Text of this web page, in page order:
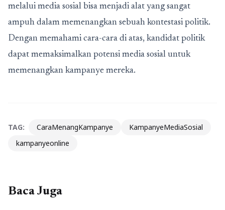
melalui media sosial bisa menjadi alat yang sangat
ampuh dalam memenangkan sebuah kontestasi politik.
Dengan memahami cara-cara di atas, kandidat politik
dapat memaksimalkan potensi media sosial untuk
memenangkan kampanye mereka.
TAG: CaraMenangKampanye
KampanyeMediaSosial
kampanyeonline
Baca Juga